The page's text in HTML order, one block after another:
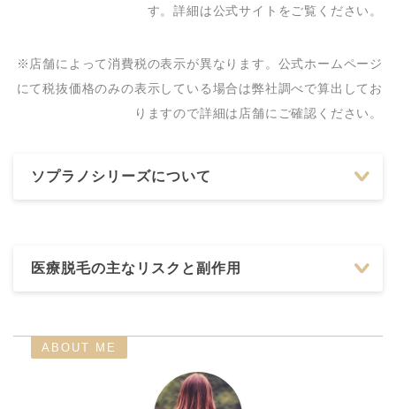
03-5342-1560
クリニックヨコヤマ 03-3389-2400
さぎのみや皮膚科クリ
きはらクリニック 03-3381-6611
す。詳細は公式サイトをご覧ください。
※店舗によって消費税の表示が異なります。公式ホームページ
にて税抜価格のみの表示している場合は弊社調べで算出してお
りますので詳細は店舗にご確認ください。
ソプラノシリーズについて
医療脱毛の主なリスクと副作用
ABOUT ME